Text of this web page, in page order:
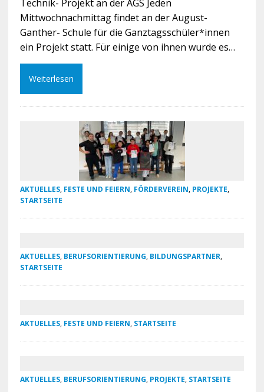
Technik- Projekt an der AGS Jeden
Mittwochnachmittag findet an der August-
Ganther- Schule für die Ganztagsschüler*innen
ein Projekt statt. Für einige von ihnen wurde es…
Weiterlesen
AKTUELLES, FESTE UND FEIERN, FÖRDERVEREIN, PROJEKTE,
STARTSEITE
AKTUELLES, BERUFSORIENTIERUNG, BILDUNGSPARTNER,
STARTSEITE
AKTUELLES, FESTE UND FEIERN, STARTSEITE
AKTUELLES, BERUFSORIENTIERUNG, PROJEKTE, STARTSEITE